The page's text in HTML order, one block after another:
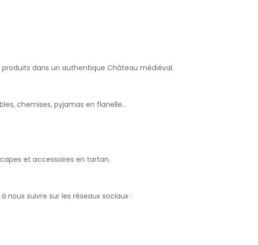
dans un authentique Château médiéval.
chemises, pyjamas en flanelle…
et accessoires en tartan.
nous suivre sur les réseaux sociaux :